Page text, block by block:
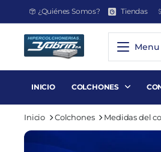
¿Quiénes Somos? Tiendas
Menu
INICIO COLCHONES
Inicio Colchones Medidas del